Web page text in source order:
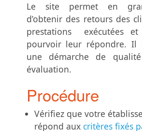
Le site permet en
d’obtenir des retours des
prestations exécutées
pourvoir leur répondre. Il
une démarche de
évaluation.
Procédure
Vérifiez que votre
répond aux critères fixés